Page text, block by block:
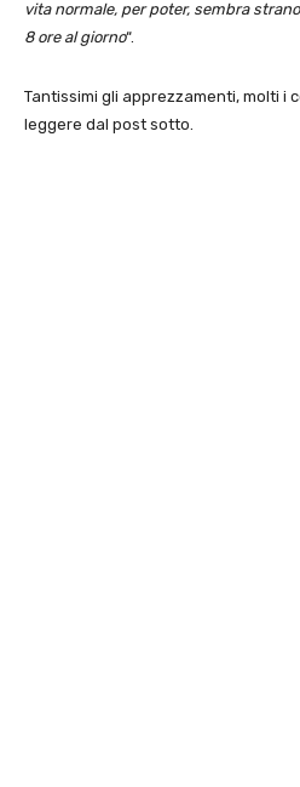
vita normale, per poter, sembra
8 ore al giorno“.
Tantissimi gli apprezzamenti, molti i
leggere dal post sotto.